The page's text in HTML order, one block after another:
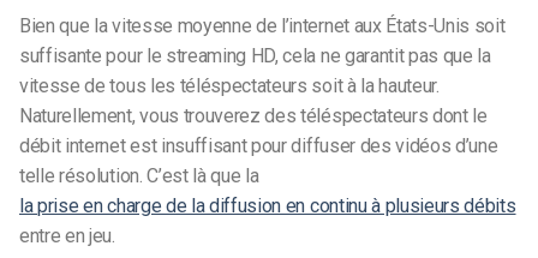
Bien que la vitesse moyenne de l’internet aux États-Unis soit
suffisante pour le streaming HD, cela ne garantit pas que la
vitesse de tous les téléspectateurs soit à la hauteur.
Naturellement, vous trouverez des téléspectateurs dont le
débit internet est insuffisant pour diffuser des vidéos d’une
telle résolution.C’est là que la
la prise en charge de la diffusion en continu à plusieurs débits
entre en jeu.